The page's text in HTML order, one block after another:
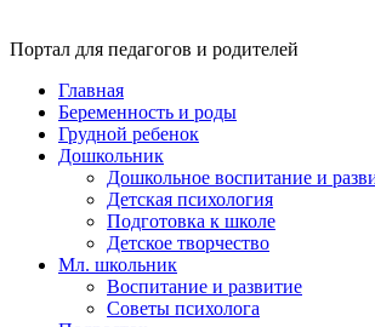
Портал для педагогов и родителей
Главная
Беременность и роды
Грудной ребенок
Дошкольник
Дошкольное воспитание и
Детская психология
Подготовка к школе
Детское творчество
Мл. школьник
Воспитание и развитие
Советы психолога